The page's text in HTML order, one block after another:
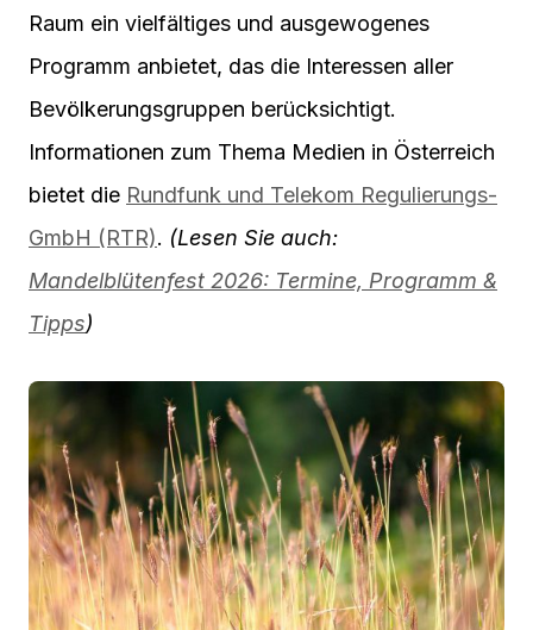
Raum ein vielfältiges und ausgewogenes
Programm anbietet, das die Interessen aller
Bevölkerungsgruppen berücksichtigt.
Informationen zum Thema Medien in Österreich
bietet die Rundfunk und Telekom Regulierungs-
GmbH (RTR). (Lesen Sie auch:
Mandelblütenfest 2026: Termine, Programm &
Tipps)